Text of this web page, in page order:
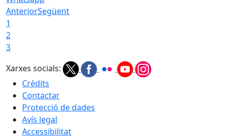
AnteriorSegüent
1
2
3
Xarxes socials:
Crèdits
Contactar
Protecció de dades
Avís legal
Accessibilitat